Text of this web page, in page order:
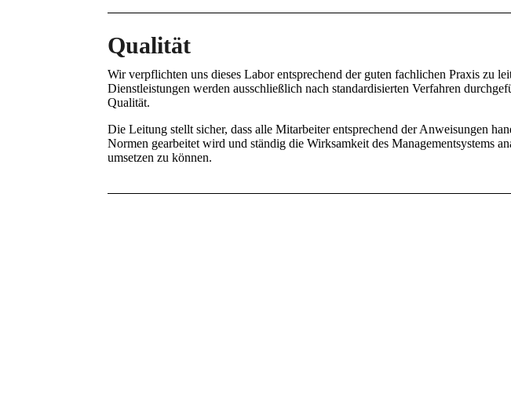
Qualität
Wir verpflichten uns dieses Labor entsprechend der guten fachlichen Praxis zu
Dienstleistungen werden ausschließlich nach standardisierten Verfahren
Qualität.
Die Leitung stellt sicher, dass alle Mitarbeiter entsprechend der Anweisungen
Normen gearbeitet wird und ständig die Wirksamkeit des Managementsystems
umsetzen zu können.